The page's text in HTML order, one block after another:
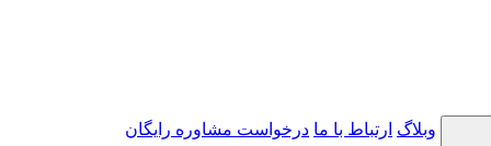
وبلاگ ارتباط با ما درخواست مشاوره رایگان